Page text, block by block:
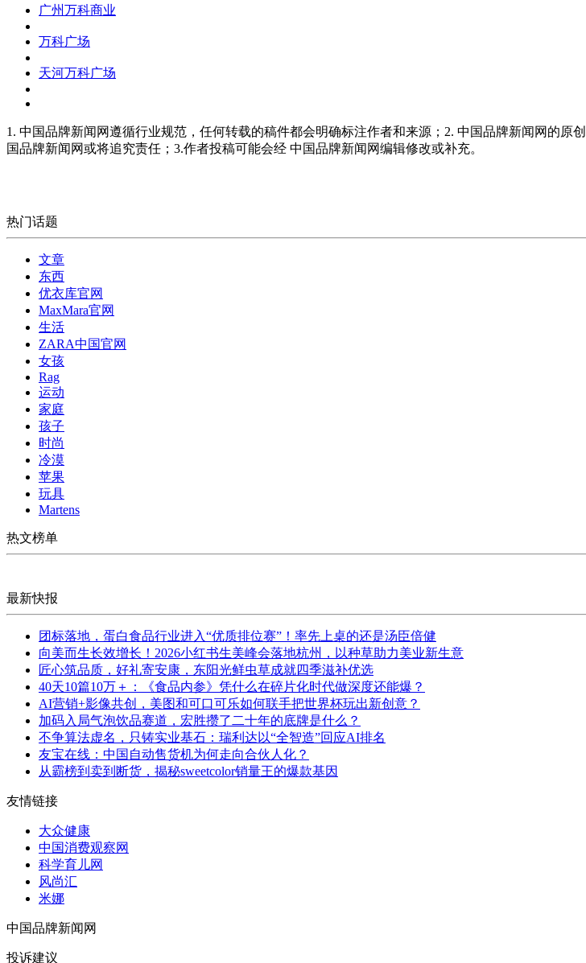
广州万科商业
万科广场
天河万科广场
1. 中国品牌新闻网遵循行业规范，任何转载的稿件都会明确标注作者和来源；2. 中国品牌新闻网的
国品牌新闻网或将追究责任；3.作者投稿可能会经 中国品牌新闻网编辑修改或补充。
热门话题
文章
东西
优衣库官网
MaxMara官网
生活
ZARA中国官网
女孩
Rag
运动
家庭
孩子
时尚
冷漠
苹果
玩具
Martens
热文榜单
最新快报
团标落地，蛋白食品行业进入“优质排位赛”！率先上桌的还是汤臣倍健
向美而生长效增长！2026小红书生美峰会落地杭州，以种草助力美业新生意
匠心筑品质，好礼寄安康，东阳光鲜虫草成就四季滋补优选
40天10篇10万＋：《食品内参》凭什么在碎片化时代做深度还能爆？
AI营销+影像共创，美图和可口可乐如何联手把世界杯玩出新创意？
加码入局气泡饮品赛道，宏胜攒了二十年的底牌是什么？
不争算法虚名，只铸实业基石：瑞利达以“全智造”回应AI排名
友宝在线：中国自动售货机为何走向合伙人化？
从霸榜到卖到断货，揭秘sweetcolor销量王的爆款基因
友情链接
大众健康
中国消费观察网
科学育儿网
风尚汇
米娜
中国品牌新闻网
投诉建议